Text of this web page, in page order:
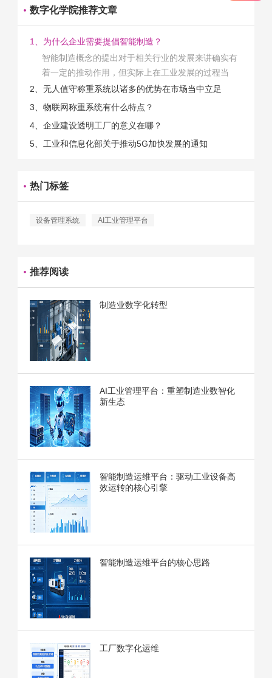
数字化学院推荐文章
1、为什么企业需要提倡智能制造？
智能制造概念的提出对于相关行业的发展来讲确实有
着一定的推动作用，但实际上在工业发展的过程当
中，能够推动相关产业发展的具体结束是非常的多
的。那么为什么企业一定需要...
2、无人值守称重系统以诸多的优势在市场当中立足
3、物联网称重系统有什么特点？
4、企业建设透明工厂的意义在哪？
5、工业和信息化部关于推动5G加快发展的通知
热门标签
设备管理系统 AI工业管理平台
推荐阅读
制造业数字化转型
AI工业管理平台：重塑制造业数智化
新生态
智能制造运维平台：驱动工业设备高
效运转的核心引擎
智能制造运维平台的核心思路
工厂数字化运维